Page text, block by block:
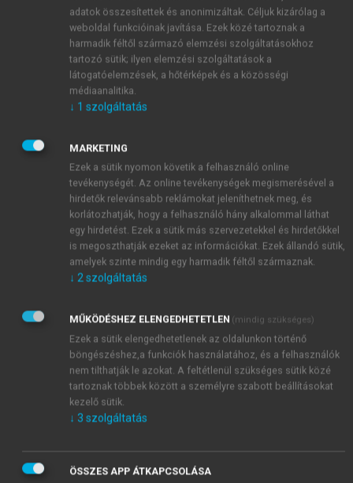
bakteriális enzim evolúciósan rokona az eukarióta
enzimnek, de egyszerűbb felépítésű. Az E. coli
baktérium enzime 4 különböző alegységből áll: α, β,
β', és σ. A legutolsó helyen említett alegységnek a
szigma faktornak (σ)specifikus szerepe van a
transzkripció megindításában. Képessé teszi az
promoter régió(ennek értelmezését lásd később)
területét, amelyhez hozzá is kötődik. Az első néhány
nukleotid összekapcsolása után a faktor leválik és a
polinukleotidlánc hosszabításában, illetve
befejezésében fontos elongációs és terminációs
faktorok kötődnek be.
Az eukarióta sejtek RNS átírási folyamata
több szempontból is eltér a prokariótákétól.
Maga az enzim és az egész transzkripciós
komplex sokkal összetettebb, mint a
baktériumokban. Pl. a teljes enzimkomplex a
„holoenzim” sokkal több alegységből áll. Az
eukarióta sejtekben nem egyféle, hanem
háromféle RNS polimeráz működik. A római
számokkal jelölt enzimek közül az
polimeráz Ia magvacskában működik és a
polimeráz II
írja át a fehérjéket kódoló géneket,
adatok összesítettek és anonimizáltak. Céljuk kizárólag a
weboldal funkcióinak javítása. Ezek közé tartoznak a
harmadik féltől származó elemzési szolgáltatásokhoz
tartozó sütik; ilyen elemzési szolgáltatások a
látogatóelemzések, a hőtérképek és a közösségi
médiaanalitika.
↓ 1 szolgáltatás
MARKETING
Ezek a sütik nyomon követik a felhasználó online
tevékenységét. Az online tevékenységek megismerésével a
hirdetők relevánsabb reklámokat jeleníthetnek meg, és
korlátozhatják, hogy a felhasználó hány alkalommal láthat
egy hirdetést. Ezek a sütik más szervezetekkel és hirdetőkkel
is megoszthatják ezeket az információkat. Ezek állandó sütik,
amelyek szinte mindig egy harmadik féltől származnak.
↓ 2szolgáltatás
MŰKÖDÉSHEZ ELENGEDHETETLEN (mindig szükséges)
Ezek a sütik elengedhetetlenek az oldalunkon történő
böngészéshez,a funkciók használatához, és a felhasználók
nem tilthatják le azokat. A feltétlenül szükséges sütik közé
tartoznak többek között a személyre szabott beállításokat
kezelő sütik.
↓ 3 szolgáltatás
ÖSSZES APP ÁTKAPCSOLÁSA